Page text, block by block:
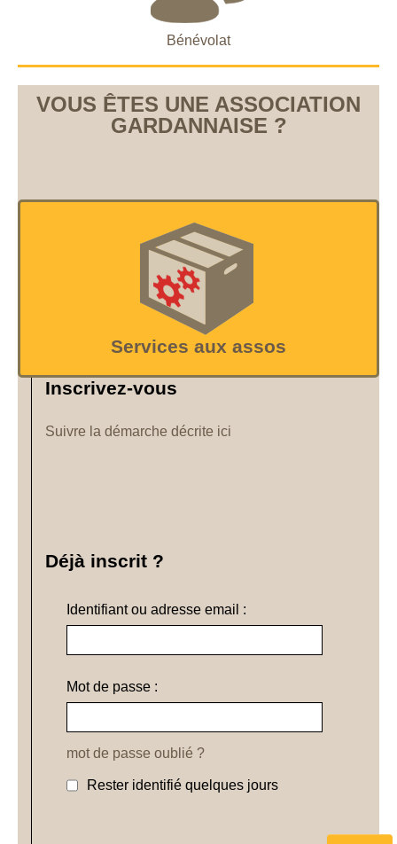
Bénévolat
VOUS ÊTES UNE ASSOCIATION
GARDANNAISE ?
Services aux assos
Inscrivez-vous
Suivre la démarche décrite ici
Déjà inscrit ?
Identifiant ou adresse email :
Mot de passe :
mot de passe oublié ?
Rester identifié quelques jours